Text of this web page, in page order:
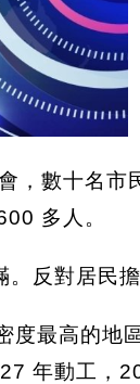
數十名市
多人。
反對居民
最高的地
年動工，